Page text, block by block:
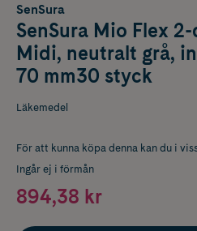
SenSura
SenSura Mio Flex
Midi, neutralt grå,
70 mm30 styck
Läkemedel
För att kunna köpa denna kan du i
Ingår ej i förmån
894,38 kr